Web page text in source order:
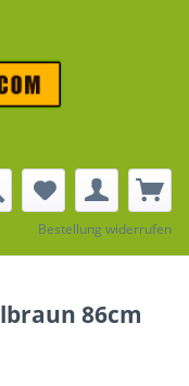
Bestellung widerrufen
86cm